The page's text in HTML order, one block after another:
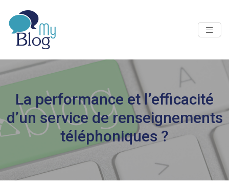
La performance et l’efficacité
d’un service de renseignements
téléphoniques ?